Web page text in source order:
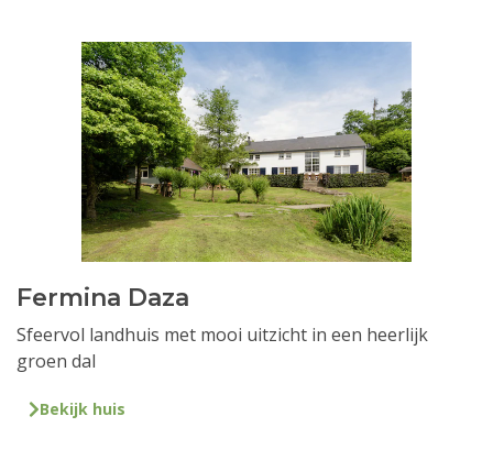
Fermina Daza
Sfeervol landhuis met mooi uitzicht in een heerlijk
groen dal
Bekijk huis